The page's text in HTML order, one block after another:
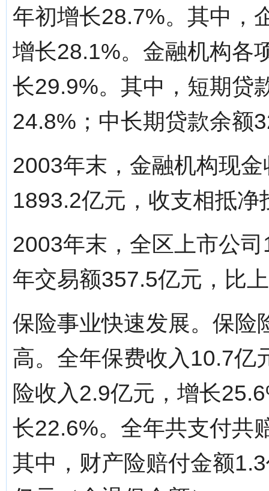
年初增长28.7%。其中，
增长28.1%。金融机构各
长29.9%。其中，短期贷
24.8%；中长期贷款余额
2003年末，金融机构现
1893.2亿元，收支相抵
2003年末，全区上市公
年交易额357.5亿元，比
保险事业快速发展。保险
高。全年保费收入10.7亿
险收入2.9亿元，增长
长22.6%。全年共支付共
其中，财产险赔付金额